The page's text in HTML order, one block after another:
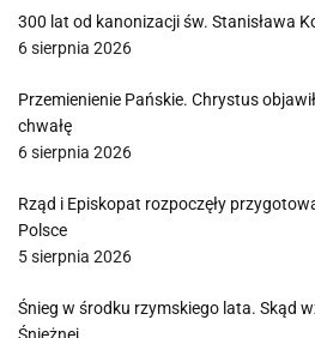
300 lat od kanonizacji św. Stanisława
6 sierpnia 2026
Przemienienie Pańskie. Chrystus
chwałę
6 sierpnia 2026
Rząd i Episkopat rozpoczęły
Polsce
5 sierpnia 2026
Śnieg w środku rzymskiego lata. Skąd